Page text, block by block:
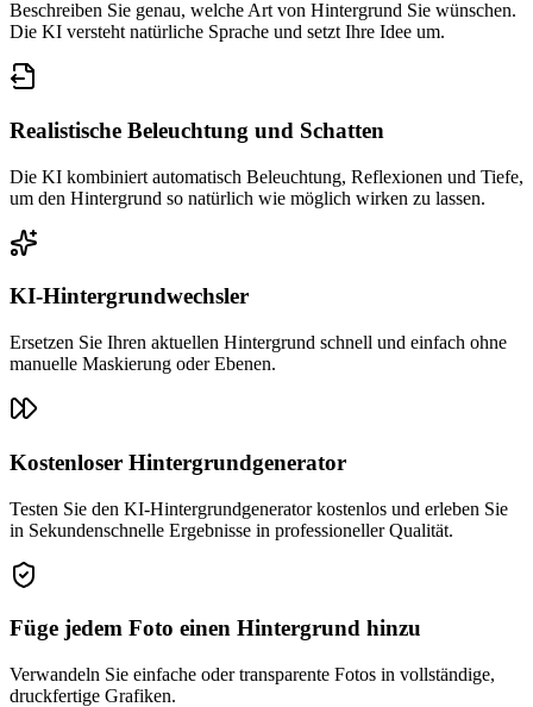
Beschreiben Sie genau, welche Art von Hintergrund Sie wünschen.
Die KI versteht natürliche Sprache und setzt Ihre Idee um.
Realistische Beleuchtung und Schatten
Die KI kombiniert automatisch Beleuchtung, Reflexionen und Tiefe,
um den Hintergrund so natürlich wie möglich wirken zu lassen.
KI-Hintergrundwechsler
Ersetzen Sie Ihren aktuellen Hintergrund schnell und einfach ohne
manuelle Maskierung oder Ebenen.
Kostenloser Hintergrundgenerator
Testen Sie den KI-Hintergrundgenerator kostenlos und erleben Sie
in Sekundenschnelle Ergebnisse in professioneller Qualität.
Füge jedem Foto einen Hintergrund hinzu
Verwandeln Sie einfache oder transparente Fotos in vollständige,
druckfertige Grafiken.